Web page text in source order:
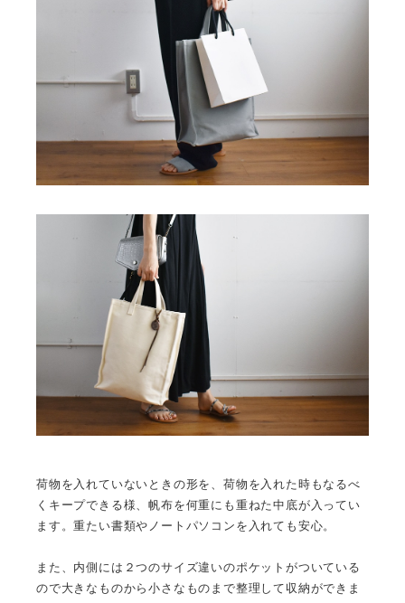
荷物を入れていないときの形を、荷物を入れた時もなるべ
くキープできる様、帆布を何重にも重ねた中底が入ってい
ます。重たい書類やノートパソコンを入れても安心。
また、内側には２つのサイズ違いのポケットがついている
ので大きなものから小さなものまで整理して収納ができま